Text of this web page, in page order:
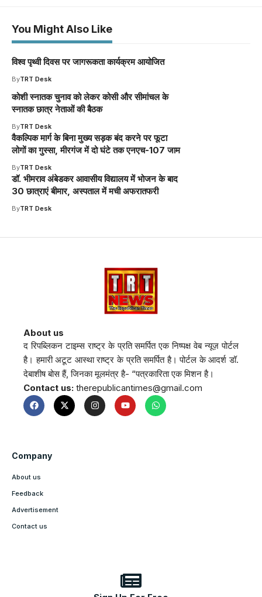
You Might Also Like
विश्व पृथ्वी दिवस पर जागरूकता कार्यक्रम आयोजित
ByTRT Desk
कोशी स्नातक चुनाव को लेकर कोसी और सीमांचल के
स्नातक छात्र नेताओं की बैठक
ByTRT Desk
वैकल्पिक मार्ग के बिना मुख्य सड़क बंद करने पर फूटा
लोगों का गुस्सा, मीरगंज में दो घंटे तक एनएच-107 जाम
ByTRT Desk
डॉ. भीमराव अंबेडकर आवासीय विद्यालय में भोजन के बाद
30 छात्राएं बीमार, अस्पताल में मची अफरातफरी
ByTRT Desk
About us
द रिपब्लिकन टाइम्स राष्ट्र के प्रति समर्पित एक निष्पक्ष वेब न्यूज़ पोर्टल
है। हमारी अटूट आस्था राष्ट्र के प्रति समर्पित है। पोर्टल के आदर्श डॉ.
देबाशीष बोस हैं, जिनका मूलमंत्र है- “पत्रकारिता एक मिशन है।
Contact us: therepublicantimes@gmail.com
Company
About us
Feedback
Advertisement
Contact us